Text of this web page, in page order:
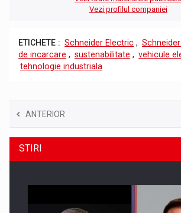
Vezi profilul companiei
ETICHETE : Schneider Electric ,
de incarcare , sustenabilitate , vehicule
tehnologie industriala
ANTERIOR
STIRI